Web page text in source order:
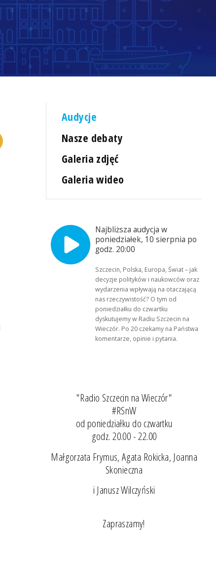
Audycje
Nasze debaty
Galeria zdjęć
Galeria wideo
Najbliższa audycja w
poniedziałek, 10 sierpnia po
godz. 20:00
Szczecin, Polska, Europa, Świat – jak
decyzje polityków i naukowców oraz
wydarzenia wpływają na otaczającą
nas rzeczywistość? O tym od
poniedziałku do czwartku
dyskutujemy w Radiu Szczecin na
Wieczór. Po 20 czekamy na Państwa
komentarze, opinie i pytania.
"Radio Szczecin na Wieczór"
#RSnW
od poniedziałku do czwartku
godz. 20.00 - 22.00
Małgorzata Frymus, Agata Rokicka, Joanna
Skonieczna
i Janusz Wilczyński
Zapraszamy!